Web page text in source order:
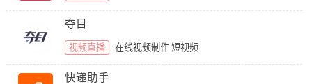
夺目
视频直播 在线视频制作 短视频
快递助手